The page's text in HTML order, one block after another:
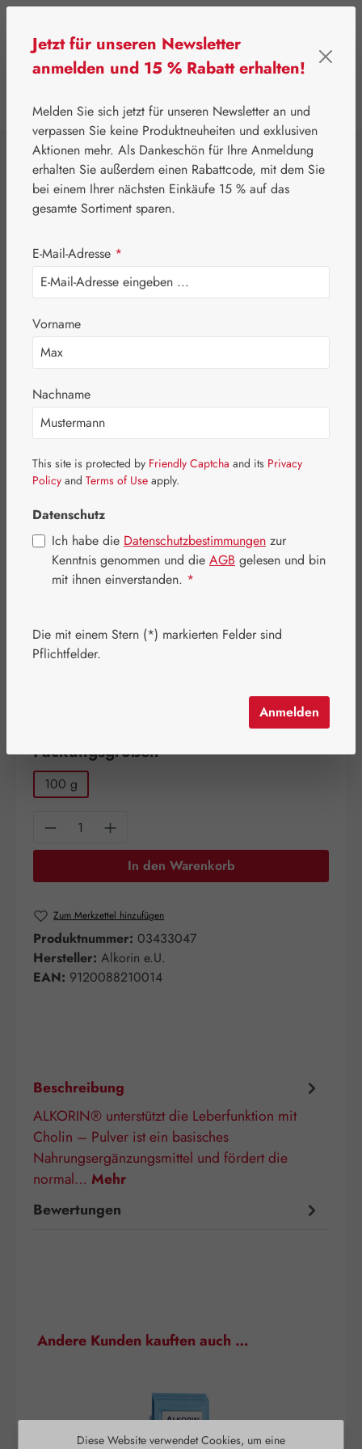
⌂ Handelswaren Nährstoffe
Alkorin® Pulver
Bildergalerie überspringen
20,00 €
Inhalt: 0.1 Kilogramm (200,00 € / 1 Kilogramm)
Preise inkl. MwSt. zzgl. Versandkosten
Packungsgrößenauswählen
100 g
Produkt Anzahl: Gib den gewünschten
In den Warenkorb
Zum Merkzettel hinzufügen
Produktnummer: 03433047
Hersteller: Alkorin e.U.
EAN: 9120088210014
Beschreibung
ALKORIN® unterstützt die Leberfunktion mit
Cholin – Pulver ist ein basisches
Nahrungsergänzungsmittel und fördert die
normal… Mehr
Bewertungen
Produktgalerie überspringen
Andere Kunden kauften auch …
Diese Website verwendet Cookies, um eine
Jetzt für unseren Newsletter
anmelden und 15 % Rabatt erhalten!
Melden Sie sich jetzt für unseren Newsletter an und
verpassen Sie keine Produktneuheiten und exklusiven
Aktionen mehr. Als Dankeschön für Ihre Anmeldung
erhalten Sie außerdem einen Rabattcode, mit dem Sie
bei einem Ihrer nächsten Einkäufe 15 % auf das
gesamte Sortiment sparen.
E-Mail-Adresse *
Vorname
Nachname
This site is protected by Friendly Captcha and its Privacy
Policy and Terms of Use apply.
Datenschutz
Ich habe die Datenschutzbestimmungen zur
Kenntnis genommen und die AGB gelesen und bin
mit ihnen einverstanden. *
Die mit einem Stern (*) markierten Felder sind
Pflichtfelder.
Anmelden